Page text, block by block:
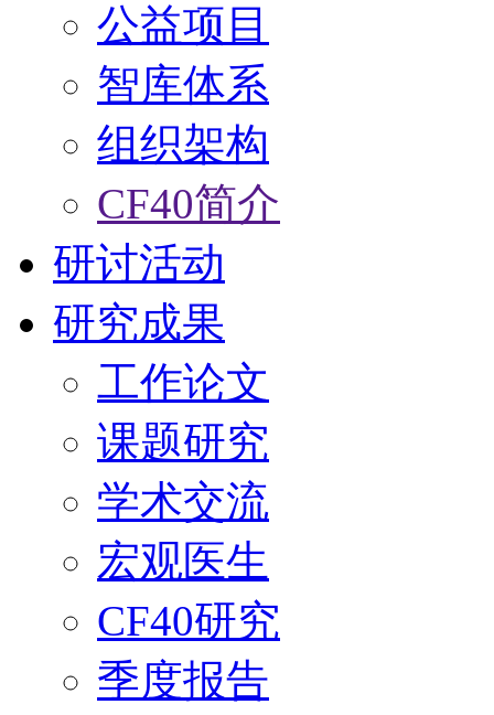
公益项目
智库体系
组织架构
CF40简介
研讨活动
研究成果
工作论文
课题研究
学术交流
宏观医生
CF40研究
季度报告